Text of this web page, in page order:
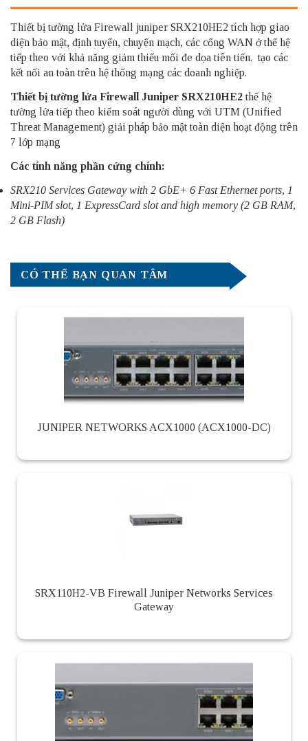
Thiết bị tường lửa Firewall juniper SRX210HE2 tích hợp giao
diện bảo mật, định tuyển, chuyển mạch, các cổng WAN ở thế hệ
tiếp theo với khả năng giảm thiếu mối đe dọa tiên tiến. tạo các
kết nối an toàn trên hệ thống mạng các doanh nghiệp.
Thiết bị tường lửa Firewall Juniper SRX210HE2thế hệ
tường lửa tiếp theo kiểm soát người dùng với UTM (Unified
Threat Management) giải pháp bảo mật toàn diện hoạt động trên
7 lớp mạng
Các tính năng phần cứng chính:
SRX210 Services Gateway with 2 GbE+ 6 Fast Ethernet ports, 1
Mini-PIM slot, 1 ExpressCard slot and high memory (2 GB RAM,
2 GB Flash)
CÓ THỂ BẠN QUAN TÂM
JUNIPER NETWORKS ACX1000 (ACX1000-DC)
SRX110H2-VB Firewall Juniper Networks Services
Gateway